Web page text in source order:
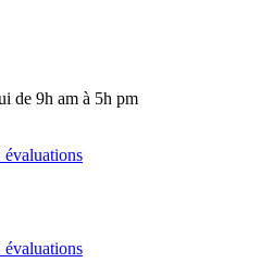
de 9h am à 5h pm
évaluations
évaluations